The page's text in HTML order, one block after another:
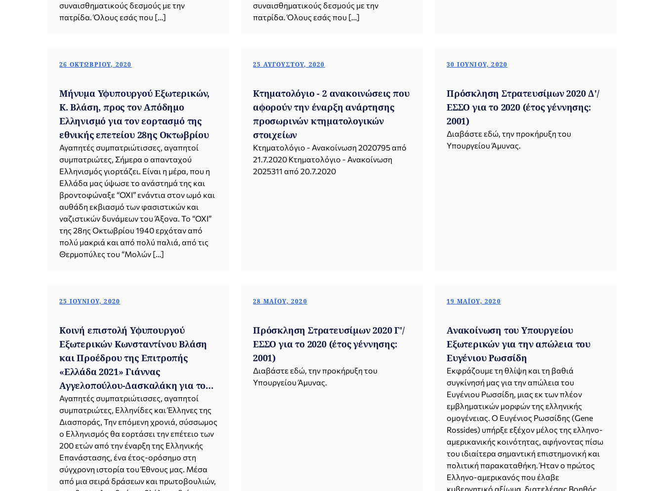
συναισθηματικούς δεσμούς με την
πατρίδα. Όλους εσάς που […]
συναισθηματικούς δεσμούς με την
πατρίδα. Όλους εσάς που […]
26 ΟΚΤΩΒΡΊΟΥ, 2020
Μήνυμα Υφυπουργού Εξωτερικών,
Κ. Βλάση, προς τον Απόδημο
Ελληνισμό για τον εορτασμό της
εθνικής επετείου 28ης Οκτωβρίου
Αγαπητές συμπατριώτισσες, αγαπητοί
συμπατριώτες, Σήμερα ο απανταχού
Ελληνισμός γιορτάζει. Είναι η μέρα, που η
Ελλάδα μας ύψωσε το ανάστημά της και
βροντοφώναξε “ΟΧΙ” ενάντια στον ωμό και
αυθάδη εκβιασμό των φασιστικών και
ναζιστικών δυνάμεων του Άξονα. Το “ΟΧΙ”
της 28ης Οκτωβρίου 1940 ερχόταν από
πολύ μακριά και από πολύ παλιά, από τις
Θερμοπύλες του “Μολών […]
25 ΑΥΓΟΎΣΤΟΥ, 2020
Κτηματολόγιο - 2 ανακοινώσεις που
αφορούν την έναρξη ανάρτησης
προσωρινών κτηματολογικών
στοιχείων
Κτηματολόγιο - Ανακοίνωση 2020795 από
21.7.2020 Κτηματολόγιο - Ανακοίνωση
2025311 από 20.7.2020
30 ΙΟΥΝΊΟΥ, 2020
Πρόσκληση Στρατευσίμων 2020 Δ'/
ΕΣΣΟ για το 2020 (έτος γέννησης:
2001)
Διαβάστε εδώ, την προκήρυξη του
Υπουργείου Άμυνας.
25 ΙΟΥΝΊΟΥ, 2020
Κοινή επιστολή Υφυπουργού
Εξωτερικών Κωνσταντίνου Βλάση
και Προέδρου της Επιτροπής
«Ελλάδα 2021» Γιάννας
Αγγελοπούλου-Δασκαλάκη για τον
εορτασμό των 200 ετών από την
έναρξη της Ελληνικής
Επανάστασης
Αγαπητές συμπατριώτισσες, αγαπητοί
συμπατριώτες, Ελληνίδες και Έλληνες της
Διασποράς, Την επόμενη χρονιά, σύσσωμος
ο Ελληνισμός θα εορτάσει την επέτειο των
200 ετών από την έναρξη της Ελληνικής
Επανάστασης, ένα έτος-ορόσημο στη
σύγχρονη ιστορία του Έθνους μας. Μέσα
από μια σειρά δράσεων και πρωτοβουλιών,
28 ΜΑΪ́ΟΥ, 2020
Πρόσκληση Στρατευσίμων 2020 Γ'/
ΕΣΣΟ για το 2020 (έτος γέννησης:
2001)
Διαβάστε εδώ, την προκήρυξη του
Υπουργείου Άμυνας.
19 ΜΑΪ́ΟΥ, 2020
Ανακοίνωση του Υπουργείου
Εξωτερικών για την απώλεια του
Ευγένιου Ρωσσίδη
Εκφράζουμε τη θλίψη και τη βαθιά
συγκίνησή μας για την απώλεια του
Ευγένιου Ρωσσίδη, μιας εκ των πλέον
εμβληματικών μορφών της ελληνικής
ομογένειας. Ο Ευγένιος Ρωσσίδης (Gene
Rossides) υπήρξε εξέχον μέλος της ελληνο-
αμερικανικής κοινότητας, αφήνοντας πίσω
του ιδιαίτερα σημαντική επιστημονική και
πολιτική παρακαταθήκη. Ήταν ο πρώτος
Ελληνο-αμερικανός που έλαβε
κυβερνητικό αξίωμα, διατελέσας Βοηθός